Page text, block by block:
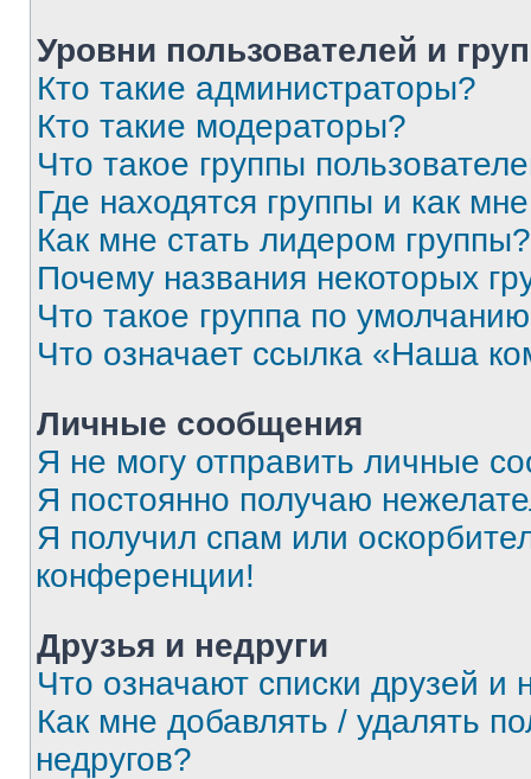
Уровни пользователей и
Кто такие администраторы?
Кто такие модераторы?
Что такое группы
Где находятся группы и как
Как мне стать лидером группы?
Почему названия некоторых
Что такое группа по
Что означает ссылка «Наша
Личные сообщения
Я не могу отправить личные
Я постоянно получаю
Я получил спам или
конференции!
Друзья и недруги
Что означают списки друзей и
Как мне добавлять / удалять
недругов?